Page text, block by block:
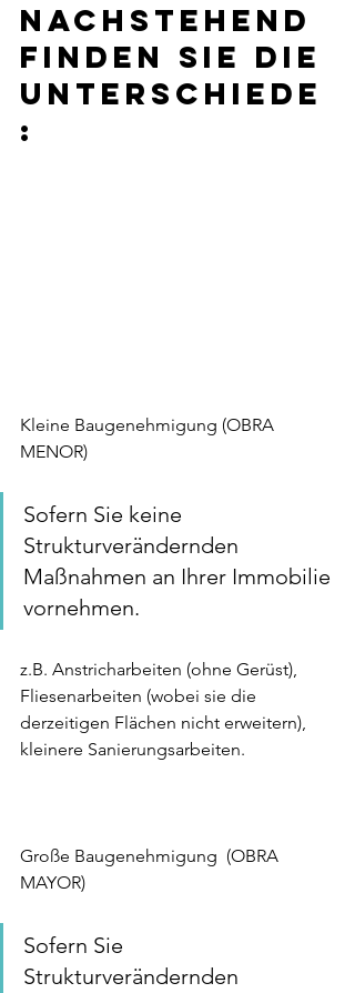
Nachstehend
finden Sie die
Unterschiede
:
Kleine Baugenehmigung (OBRA
MENOR)
Sofern Sie keine
Strukturverändernden
Maßnahmen an Ihrer Immobilie
vornehmen.
z.B. Anstricharbeiten (ohne Gerüst),
Fliesenarbeiten (wobei sie die
derzeitigen Flächen nicht erweitern),
kleinere Sanierungsarbeiten.
Große Baugenehmigung  (OBRA
MAYOR)
Sofern Sie
Strukturverändernden